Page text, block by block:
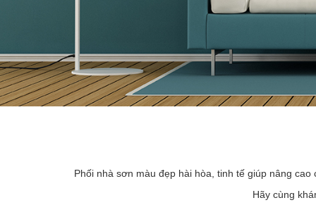
Phối nhà sơn màu đẹp hài hòa, tinh tế giúp nâng
Hãy cùng